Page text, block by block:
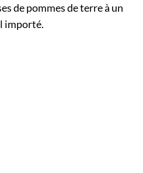
de pommes de terre à un
importé.